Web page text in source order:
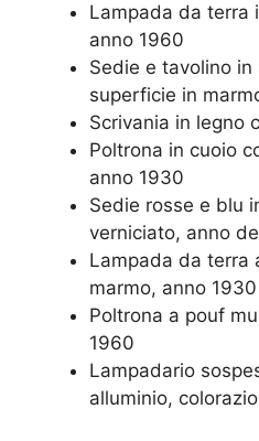
Lampada da terra
anno 1960
Sedie e tavolino in
superficie in
Scrivania in legno
Poltrona in cuoio
anno 1930
Sedie rosse e blu
verniciato, anno
Lampada da terra
marmo, anno 1930
Poltrona a pouf
1960
Lampadario
alluminio,